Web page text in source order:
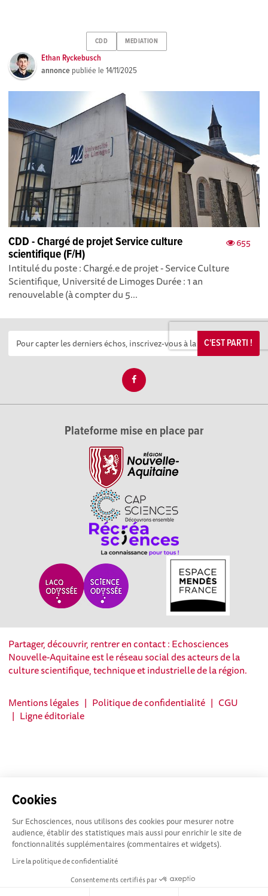
Cookies
Sur Echosciences, nous utilisons des cookies pour mesurer notre
audience, établir des statistiques mais aussi pour enrichir le site de
fonctionnalités supplémentaires (commentaires et widgets).
Lire la politique de confidentialité
Consentements certifiés par
CDD MEDIATION
Ethan Ryckebusch
annonce publiée le14/11/2025
655
CDD - Chargé de projet Service culture
scientifique (F/H)
Intitulé du poste : Chargé.e de projet - Service Culture
Scientifique, Université de Limoges Durée : 1 an
renouvelable (à compter du 5...
C'EST PARTI !
Plateforme mise en place par
Partager, découvrir, rentrer en contact : Echosciences
Nouvelle-Aquitaine est le réseau social des acteurs de la
culture scientifique, technique et industrielle de la région.
Mentions légales | Politique de confidentialité | CGU
| Ligne éditoriale